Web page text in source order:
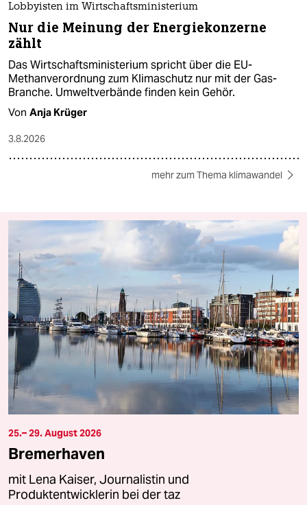
Lobbyisten im Wirtschaftsministerium
Nur die Meinung der Energiekonzerne
zählt
Das Wirtschaftsministerium spricht über die EU-
Methanverordnung zum Klimaschutz nur mit der Gas-
Branche. Umweltverbände finden kein Gehör.
Von Anja Krüger
3.8.2026
mehr zum Thema klimawandel
25.– 29. August 2026
Bremerhaven
mit Lena Kaiser, Journalistin und
Produktentwicklerin bei der taz